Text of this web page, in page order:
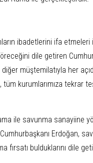
ibadetlerini ifa etmeleri
dile getiren
müştemilatıyla her
kurumlarımıza tekrar
ile savunma sanayiine
Erdoğan,
fırsatı bulduklarını dile